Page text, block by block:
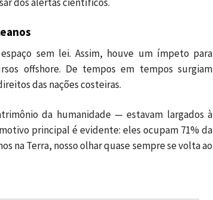
sem lei. Assim, houve um ímpeto para
offshore. De tempos em tempos surgiam
das nações costeiras.
da humanidade — estavam largados à
principal é evidente: eles ocupam 71% da
na Terra, nosso olhar quase sempre se volta ao